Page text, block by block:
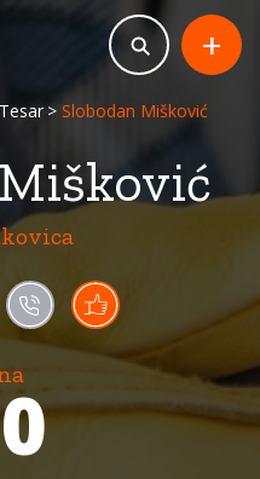
Tesar Slobodan Mišković
+